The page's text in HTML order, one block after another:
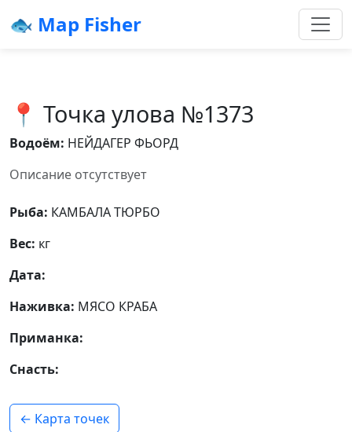
🐟 Map Fisher
📍 Точка улова №1373
Водоём: НЕЙДАГЕР ФЬОРД
Описание отсутствует
Рыба: КАМБАЛА ТЮРБО
Вес: кг
Дата:
Наживка: МЯСО КРАБА
Приманка:
Снасть:
← Карта точек